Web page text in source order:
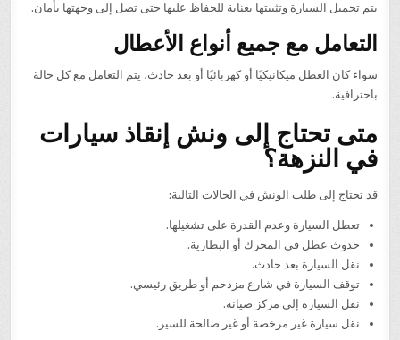
يتم تحميل السيارة وتثبيتها بعناية للحفاظ عليها حتى تصل إلى وجهتها بأمان.
التعامل مع جميع أنواع الأعطال
سواء كان العطل ميكانيكيًا أو كهربائيًا أو بعد حادث، يتم التعامل مع كل حالة
باحترافية.
متى تحتاج إلى ونش إنقاذ سيارات
في النزهة؟
قد تحتاج إلى طلب الونش في الحالات التالية:
تعطل السيارة وعدم القدرة على تشغيلها.
حدوث عطل في المحرك أو البطارية.
نقل السيارة بعد حادث.
توقف السيارة في شارع مزدحم أو طريق رئيسي.
نقل السيارة إلى مركز صيانة.
نقل سيارة غير مرخصة أو غير صالحة للسير.